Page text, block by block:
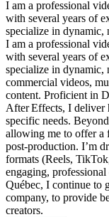
I am a professional
with several years of
specialize in dynamic,
I am a professional
with several years of
specialize in dynamic,
commercial videos,
content. Proficient in
After Effects, I deliver
specific needs.
allowing me to offer a
post‑production. I’m
formats (Reels,
engaging,
Québec, I continue to
company, to provide
creators.